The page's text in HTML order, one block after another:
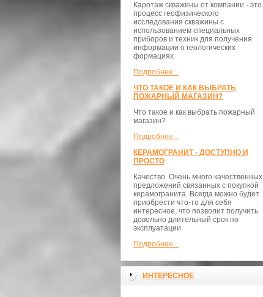
Каротаж скважины от компании - это
процесс геофизического
исследования скважины с
использованием специальных
приборов и техник для получения
информации о геологических
формациях
Подробнее...
ЧТО ТАКОЕ И КАК ВЫБРАТЬ
ПОЖАРНЫЙ МАГАЗИН?
Что такое и как выбрать пожарный
магазин?
Подробнее...
КЕРАМОГРАНИТ - ДОСТУПНО И
ПРОСТО
Качество. Очень много качественных
предложений связанных с покупкой
керамогранита. Всегда можно будет
приобрести что-то для себя
интересное, что позволит получить
довольно длительный срок по
эксплуатации
Подробнее...
ИНТЕРЕСНОЕ